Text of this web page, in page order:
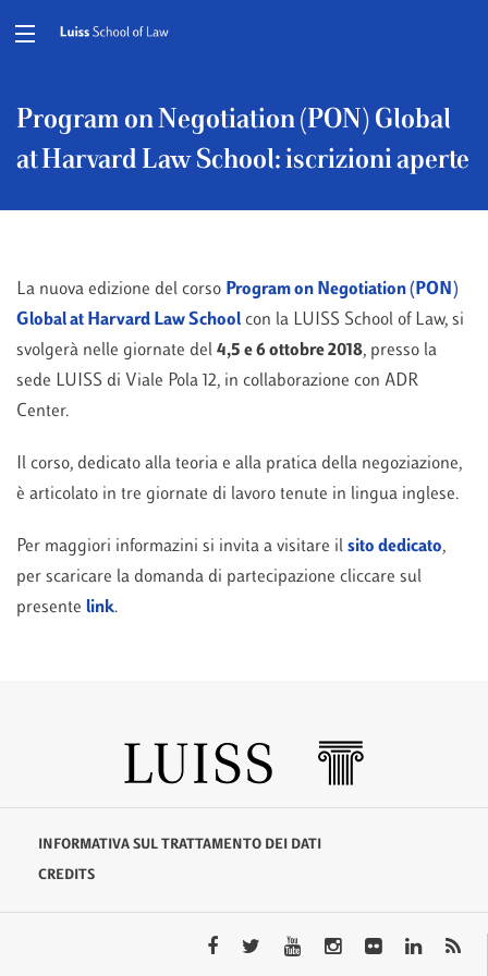
Program on Negotiation (PON) Global
at Harvard Law School: iscrizioni aperte
La nuova edizione del corso Program on Negotiation (PON)
Global at Harvard Law Schoolcon la LUISS School of Law, si
svolgerà nelle giornate del 4,5 e 6 ottobre 2018, presso la
sede LUISS di Viale Pola 12, in collaborazione con ADR
Center.
Il corso, dedicato alla teoria e alla pratica della negoziazione,
è articolato in tre giornate di lavoro tenute in lingua inglese.
Per maggiori informazini si invita a visitare il sito dedicato,
per scaricare la domanda di partecipazione cliccare sul
presente link.
INFORMATIVA SUL TRATTAMENTO DEI DATI
CREDITS